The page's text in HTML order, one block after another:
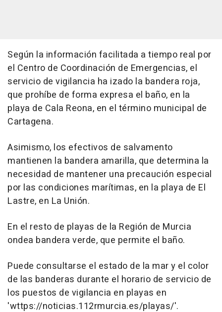
Según la información facilitada a tiempo real por
el Centro de Coordinación de Emergencias, el
servicio de vigilancia ha izado la bandera roja,
que prohíbe de forma expresa el baño, en la
playa de Cala Reona, en el término municipal de
Cartagena.
Asimismo, los efectivos de salvamento
mantienen la bandera amarilla, que determina la
necesidad de mantener una precaución especial
por las condiciones marítimas, en la playa de El
Lastre, en La Unión.
En el resto de playas de la Región de Murcia
ondea bandera verde, que permite el baño.
Puede consultarse el estado de la mar y el color
de las banderas durante el horario de servicio de
los puestos de vigilancia en playas en
'wttps://noticias.112rmurcia.es/playas/'.